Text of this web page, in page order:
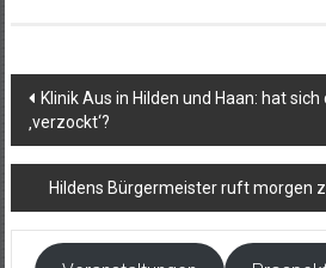
Beitragsnavigation
Klinik Aus in Hilden und Haan: hat
‚verzockt‘?
Hildens Bürgermeister ruft morgen